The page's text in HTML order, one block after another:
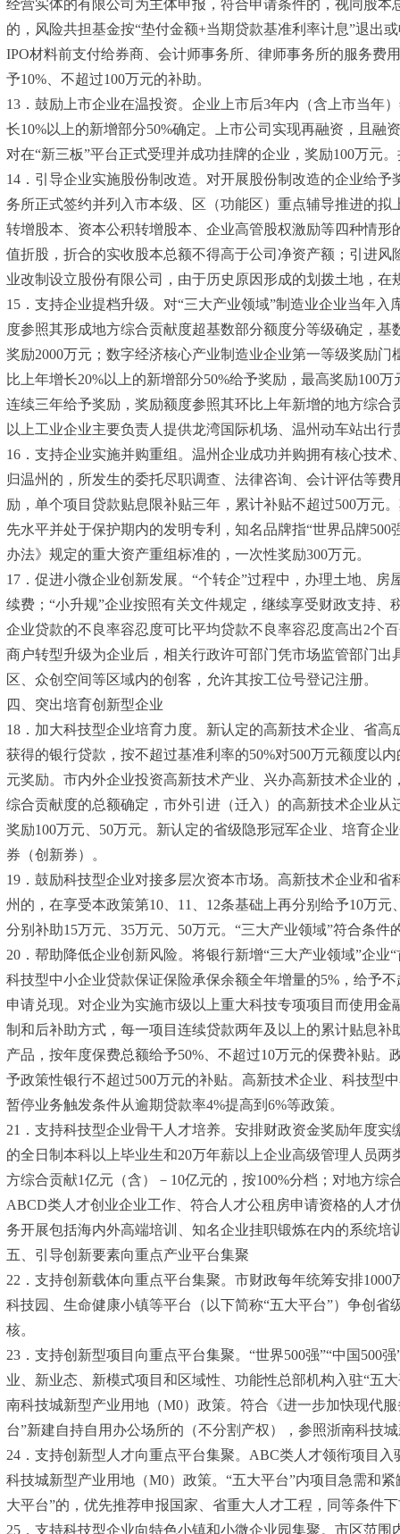
经营实体的有限公司为主体申报，符合申请条件的，视同股
的，风险共担基金按“垫付金额+当期贷款基准利率计息”退出
IPO材料前支付给券商、会计师事务所、律师事务所的服务费
予10%、不超过100万元的补助。
13．鼓励上市企业在温投资。企业上市后3年内（含上市当年
长10%以上的新增部分50%确定。上市公司实现再融资，且
对在“新三板”平台正式受理并成功挂牌的企业，奖励100万元
14．引导企业实施股份制改造。对开展股份制改造的企业给
务所正式签约并列入市本级、区（功能区）重点辅导推进的
转增股本、资本公积转增股本、企业高管股权激励等四种情
值折股，折合的实收股本总额不得高于公司净资产额；引进
业改制设立股份有限公司，由于历史原因形成的划拨土地，
15．支持企业提档升级。对“三大产业领域”制造业企业当年
度参照其形成地方综合贡献度超基数部分额度分等级确定，
奖励2000万元；数字经济核心产业制造业企业第一等级奖励
比上年增长20%以上的新增部分50%给予奖励，最高奖励100
连续三年给予奖励，奖励额度参照其环比上年新增的地方综
以上工业企业主要负责人提供龙湾国际机场、温州动车站出行
16．支持企业实施并购重组。温州企业成功并购拥有核心技
归温州的，所发生的委托尽职调查、法律咨询、会计评估等
励，单个项目贷款贴息限补贴三年，累计补贴不超过500万元
先水平并处于保护期内的发明专利，知名品牌指“世界品牌
办法》规定的重大资产重组标准的，一次性奖励300万元。
17．促进小微企业创新发展。“个转企”过程中，办理土地、
续费；“小升规”企业按照有关文件规定，继续享受财政支持
企业贷款的不良率容忍度可比平均贷款不良率容忍度高出2个
商户转型升级为企业后，相关行政许可部门凭市场监管部门
区、众创空间等区域内的创客，允许其按工位号登记注册。
四、突出培育创新型企业
18．加大科技型企业培育力度。新认定的高新技术企业、省
获得的银行贷款，按不超过基准利率的50%对500万元额度以
元奖励。市内外企业投资高新技术产业、兴办高新技术企业
综合贡献度的总额确定，市外引进（迁入）的高新技术企业
奖励100万元、50万元。新认定的省级隐形冠军企业、培育企
券（创新券）。
19．鼓励科技型企业对接多层次资本市场。高新技术企业和
州的，在享受本政策第10、11、12条基础上再分别给予10万
分别补助15万元、35万元、50万元。“三大产业领域”符合条
20．帮助降低企业创新风险。将银行新增“三大产业领域”企
科技型中小企业贷款保证保险承保余额全年增量的5%，给予
申请兑现。对企业为实施市级以上重大科技专项项目而使用
制和后补助方式，每一项目连续贷款两年及以上的累计贴息
产品，按年度保费总额给予50%、不超过10万元的保费补贴
予政策性银行不超过500万元的补贴。高新技术企业、科技型
暂停业务触发条件从逾期贷款率4%提高到6%等政策。
21．支持科技型企业骨干人才培养。安排财政资金奖励年度
的全日制本科以上毕业生和20万年薪以上企业高级管理人员
方综合贡献1亿元（含）－10亿元的，按100%分档；对地方
ABCD类人才创业企业工作、符合人才公租房申请资格的人
务开展包括海内外高端培训、知名企业挂职锻炼在内的系统培
五、引导创新要素向重点产业平台集聚
22．支持创新载体向重点平台集聚。市财政每年统筹安排
科技园、生命健康小镇等平台（以下简称“五大平台”）争创
核。
23．支持创新型项目向重点平台集聚。“世界500强”“中国500
业、新业态、新模式项目和区域性、功能性总部机构入驻“五
南科技城新型产业用地（M0）政策。符合《进一步加快现代
台”新建自持自用办公场所的（不分割产权），参照浙南科技
24．支持创新型人才向重点平台集聚。ABC类人才领衔项目
科技城新型产业用地（M0）政策。“五大平台”内项目急需和
大平台”的，优先推荐申报国家、省重大人才工程，同等条件
25．支持科技型企业向特色小镇和小微企业园集聚。市区范